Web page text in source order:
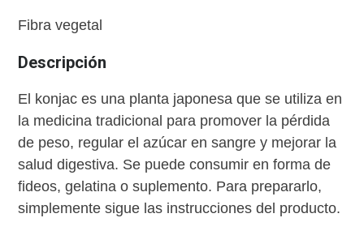
Fibra vegetal
Descripción
El konjac es una planta japonesa que se utiliza en
la medicina tradicional para promover la pérdida
de peso, regular el azúcar en sangre y mejorar la
salud digestiva. Se puede consumir en forma de
fideos, gelatina o suplemento. Para prepararlo,
simplemente sigue las instrucciones del producto.